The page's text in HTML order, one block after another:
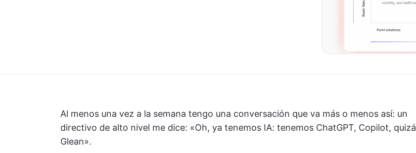
Al menos una vez a la semana tengo una conversación que va más o menos así: un
directivo de alto nivel me dice: «Oh, ya tenemos IA: tenemos ChatGPT, Copilot, quizá
Glean».